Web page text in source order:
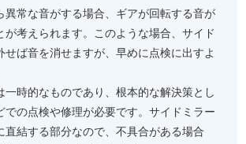
異常な音がする場合、ギアが回転する音が
が考えられます。このような場合、サイド
せば音を消せますが、早めに点検に出すよ
一時的なものであり、根本的な解決策とし
での点検や修理が必要です。サイドミラー
直結する部分なので、不具合がある場合